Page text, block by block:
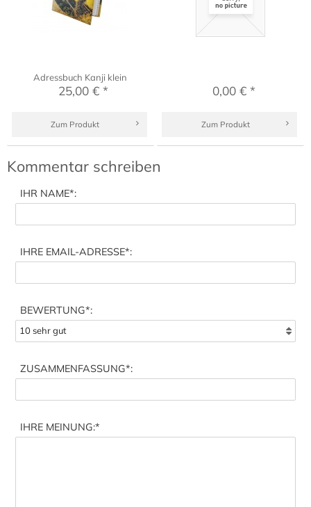
Adressbuch Kanji klein
25,00 € *
Zum Produkt
0,00 € *
Zum Produkt
Kommentar schreiben
IHR NAME*:
IHRE EMAIL-ADRESSE*:
BEWERTUNG*:
ZUSAMMENFASSUNG*:
IHRE MEINUNG:*